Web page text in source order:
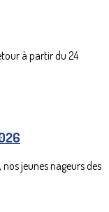
à partir du 24
jeunes nageurs des